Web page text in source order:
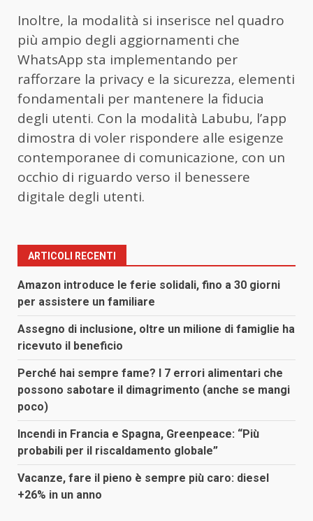
Inoltre, la modalità si inserisce nel quadro
più ampio degli aggiornamenti che
WhatsApp sta implementando per
rafforzare la privacy e la sicurezza, elementi
fondamentali per mantenere la fiducia
degli utenti. Con la modalità Labubu, l’app
dimostra di voler rispondere alle esigenze
contemporanee di comunicazione, con un
occhio di riguardo verso il benessere
digitale degli utenti.
ARTICOLI RECENTI
Amazon introduce le ferie solidali, fino a 30 giorni
per assistere un familiare
Assegno di inclusione, oltre un milione di famiglie ha
ricevuto il beneficio
Perché hai sempre fame? I 7 errori alimentari che
possono sabotare il dimagrimento (anche se mangi
poco)
Incendi in Francia e Spagna, Greenpeace: “Più
probabili per il riscaldamento globale”
Vacanze, fare il pieno è sempre più caro: diesel
+26% in un anno